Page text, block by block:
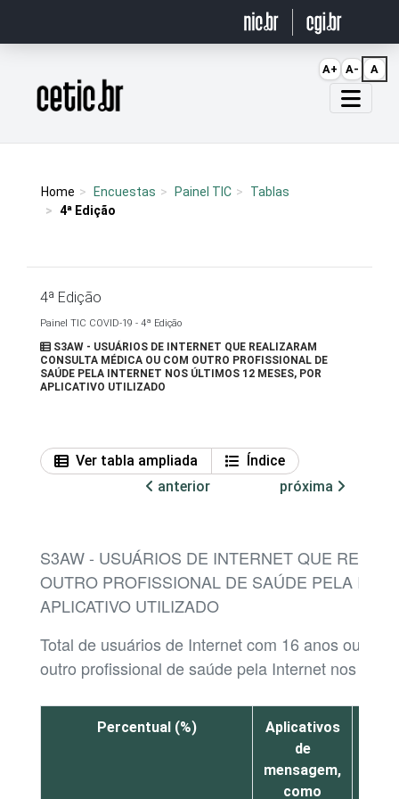
Página inicial
Home Encuestas Painel TIC
Tablas
4ª Edição
4ª Edição
Painel TIC COVID-19 - 4ª Edição
S3AW - USUÁRIOS DE INTERNET QUE REALIZARAM
CONSULTA MÉDICA OU COM OUTRO PROFISSIONAL DE
SAÚDE PELA INTERNET NOS ÚLTIMOS 12 MESES, POR
APLICATIVO UTILIZADO
Ver tabla ampliada
Índice
anterior
próxima
S3AW - USUÁRIOS DE INTERNET QUE
OUTRO PROFISSIONAL DE SAÚDE PELA
APLICATIVO UTILIZADO
Total de usuários de Internet com 16 anos ou
outro profissional de saúde pela Internet nos
Percentual (%)
Aplicativos
de
mensagem,
como
A+ A- A